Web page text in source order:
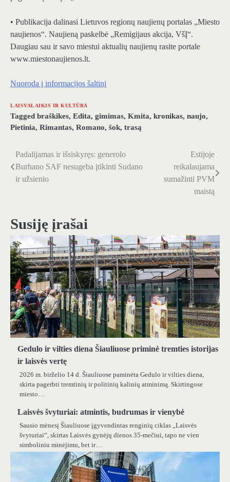
• Publikacija dalinasi Lietuvos regionų naujienų portalas „Miesto
naujienos“. Naujieną paskelbė „Remigijaus akcija, VšĮ“.
Daugiau sau ir savo miestui aktualių naujienų rasite portale
www.miestonaujienos.lt.
Nuoroda į informacijos šaltinį
LAISVALAIKIS IR KULTŪRA
Tagged braškikes, Edita, gimimas, Kmita, kronikas, naujo,
Pietinia, Rimantas, Romano, šok, trasą
Navigacija
tarp
Padalijamas ir išsiskyręs: generolo
Burhano SAF nesugeba įtikinti Sudano
ir užsienio
Estijoje
reikalaujama
sumažinti PVM
maistą
Susiję įrašai
Gedulo ir vilties diena Šiauliuose priminė tremties istorijas
ir laisvės vertę
2026 m. birželio 14 d. Šiauliuose paminėta Gedulo ir vilties diena,
skirta pagerbti tremtinių ir politinių kalinių atminimą. Skirtingose
miesto…
Laisvės švyturiai: atmintis, budrumas ir vienybė
Sausio mėnesį Šiauliuose įgyvendintas renginių ciklas „Laisvės
švyturiai“, skirtas Laisvės gynėjų dienos 35-mečiui, tapo ne vien
simboliniu minėjimu, bet ir…